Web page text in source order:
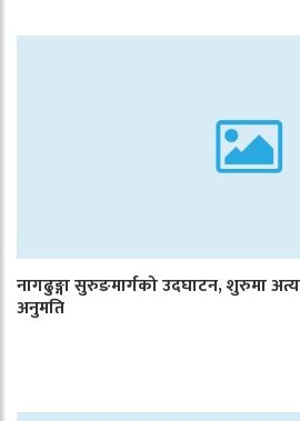
नागढुङ्गा सुरुङमार्गको उदघाटन, शुरुमा
अनुमति